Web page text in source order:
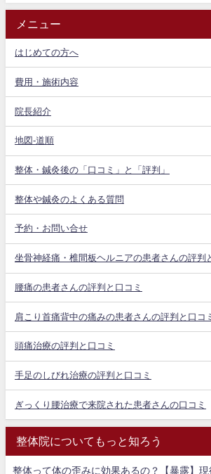
メニュー
はじめての方へ
費用・施術内容
院長紹介
地図-道順
整体・鍼灸後の「口コミ」と「評判」
整体や鍼灸のよくある質問
予約・お問い合せ
坐骨神経痛・椎間板ヘルニアの患者さんの評判
腰痛の患者さんの評判と口コミ
肩こり首痛背中の痛みの患者さんの評判と口コ
頭痛治療の評判と口コミ
手足のしびれ治療の評判と口コミ
ぎっくり腰治療で来院された患者さんの口コミ
整体院についてもっと知ろう
整体って体の歪みに効果あるの？【暴露】